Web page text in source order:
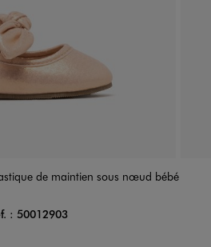
de maintien sous nœud bébé
: 50012903